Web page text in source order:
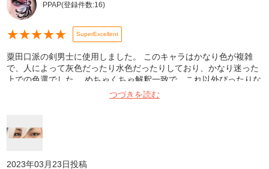
PPAP(登録件数:16)
★★★★★ SuperExcellent
粟田口派の剣男士に使用しました。 このキャラはかなり色が複雑
で、人によって灰色だったり水色だったりしており、かなり迷った
上での色選でした。 めちゃくちゃ解釈一致で、これ以外ぴったりな
色はない！と個人的には思っています！ 目の大きさもちょうどよ
く、男性キャラにもめちゃくちゃ使えます！色の多さは業界一でき
てます。
つづきを読む
2023年03月23日投稿